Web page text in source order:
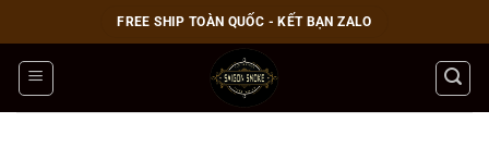
qua
nội
dung
FREE SHIP TOÀN QUỐC - KẾT BẠN ZALO